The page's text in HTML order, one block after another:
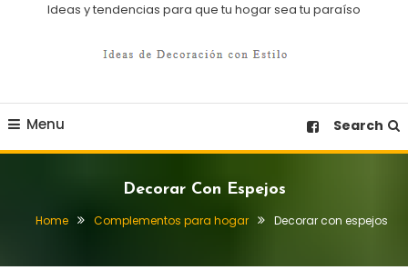
Ideas y tendencias para que tu hogar sea tu paraíso
Menu Search
Decorar Con Espejos
Home Complementos para hogar Decorar con espejos